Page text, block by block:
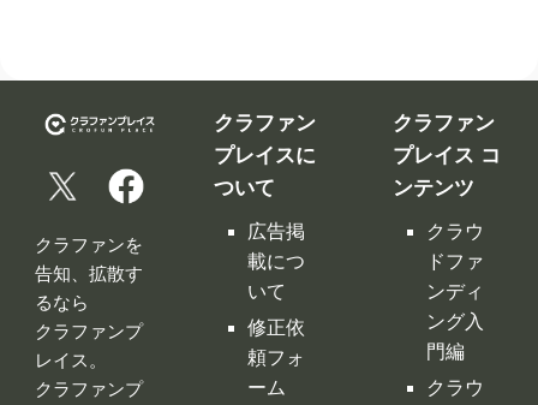
クラファンを
告知、拡散す
るなら
クラファンプ
レイス。
クラファンプ
クラファン
プレイスに
ついて
広告掲
載につ
いて
修正依
頼フォ
ーム
クラファン
プレイス コ
ンテンツ
クラウ
ドファ
ンディ
ング入
門編
クラウ